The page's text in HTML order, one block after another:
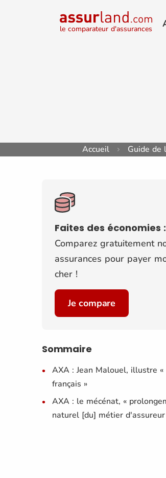
le comparateur d'assurances
Accueil Guide de
Faites des économies :
Comparez gratuitement
assurances pour payer
cher !
Je compare
Sommaire
AXA : Jean Malouel, illustre
français »
AXA : le mécénat, «
naturel [du] métier d'assureur